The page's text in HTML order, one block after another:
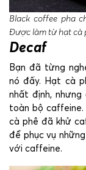
Black coffee pha
Được làm từ hạt cà
Decaf
Bạn đã từng
nó đấy. Hạt cà
nhất định,
toàn bộ
cà phê đã khử
để phục vụ
với caffeine.